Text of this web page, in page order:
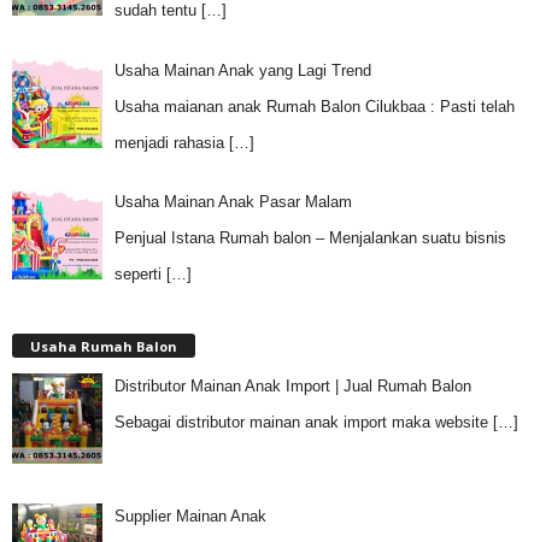
sudah tentu […]
Usaha Mainan Anak yang Lagi Trend
Usaha maianan anak Rumah Balon Cilukbaa : Pasti telah
menjadi rahasia […]
Usaha Mainan Anak Pasar Malam
Penjual Istana Rumah balon – Menjalankan suatu bisnis
seperti […]
Usaha Rumah Balon
Distributor Mainan Anak Import | Jual Rumah Balon
Sebagai distributor mainan anak import maka website […]
Supplier Mainan Anak